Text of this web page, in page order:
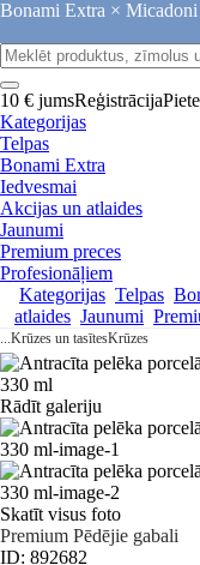
Bonami Extra × Micadoni
10 € jumsReģistrācija
Kategorijas
Telpas
Bonami Extra
Iedvesmai
Akcijas un atlaides
Jaunumi
Premium preces
Profesionāļiem
Kategorijas Telpas
atlaides Jaunumi
...Krūzes un tasītesKrūzes
Rādīt galeriju
Skatīt visus foto
Premium Pēdējie gabali
ID: 892682